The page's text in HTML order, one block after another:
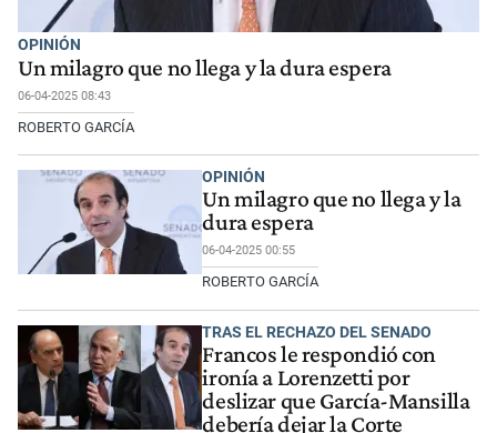
OPINIÓN
Un milagro que no llega y la dura espera
06-04-2025 08:43
ROBERTO GARCÍA
OPINIÓN
Un milagro que no llega y la
dura espera
06-04-2025 00:55
ROBERTO GARCÍA
TRAS EL RECHAZO DEL SENADO
Francos le respondió con
ironía a Lorenzetti por
deslizar que García-Mansilla
debería dejar la Corte